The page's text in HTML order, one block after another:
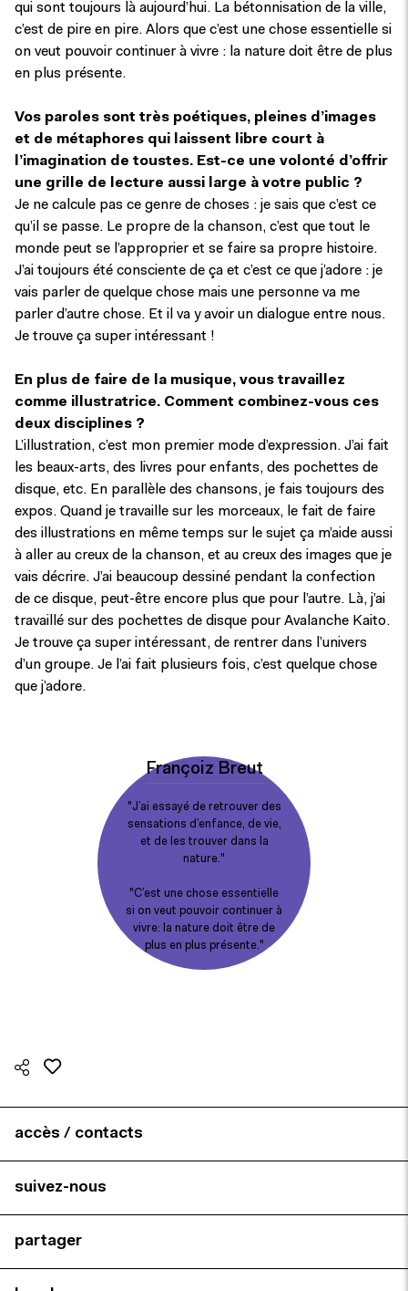
qui sont toujours là aujourd’hui. La bétonnisation de la ville,
c’est de pire en pire. Alors que c’est une chose essentielle si
on veut pouvoir continuer à vivre : la nature doit être de plus
en plus présente.
Vos paroles sont très poétiques, pleines d’images
et de métaphores qui laissent libre court à
l’imagination de toustes. Est-ce une volonté d’offrir
une grille de lecture aussi large à votre public ?
Je ne calcule pas ce genre de choses : je sais que c’est ce
qu’il se passe. Le propre de la chanson, c’est que tout le
monde peut se l’approprier et se faire sa propre histoire.
J’ai toujours été consciente de ça et c’est ce que j’adore : je
vais parler de quelque chose mais une personne va me
parler d’autre chose. Et il va y avoir un dialogue entre nous.
Je trouve ça super intéressant !
En plus de faire de la musique, vous travaillez
comme illustratrice. Comment combinez-vous ces
deux disciplines ?
L’illustration, c’est mon premier mode d’expression. J’ai fait
les beaux-arts, des livres pour enfants, des pochettes de
disque, etc. En parallèle des chansons, je fais toujours des
expos. Quand je travaille sur les morceaux, le fait de faire
des illustrations en même temps sur le sujet ça m’aide aussi
à aller au creux de la chanson, et au creux des images que je
vais décrire. J’ai beaucoup dessiné pendant la confection
de ce disque, peut-être encore plus que pour l’autre. Là, j’ai
travaillé sur des pochettes de disque pour Avalanche Kaito.
Je trouve ça super intéressant, de rentrer dans l’univers
d’un groupe. Je l’ai fait plusieurs fois, c’est quelque chose
que j’adore.
Françoiz Breut
J’ai essayé de retrouver des
sensations d’enfance, de vie,
et de les trouver dans la
nature.
C’est une chose essentielle
si on veut pouvoir continuer à
vivre: la nature doit être de
plus en plus présente.
accès / contacts
suivez-nous
partager